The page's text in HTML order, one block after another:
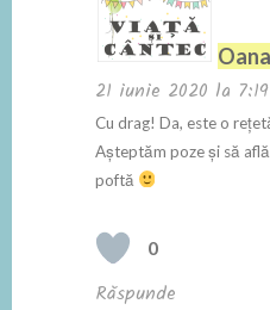
Oana
21 iunie 2020 la 7:19
Cu drag! Da, este o
Așteptăm poze și să
poftă
0
Răspunde